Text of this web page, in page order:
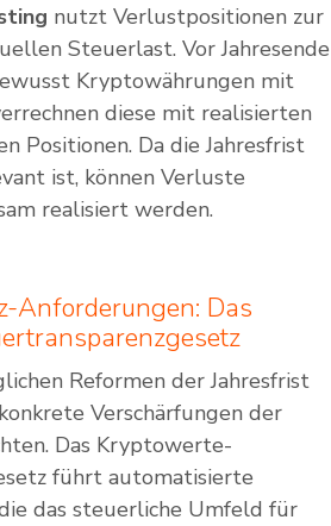
nutzt Verlustpositionen zur
Steuerlast. Vor Jahresende
Kryptowährungen mit
diese mit realisierten
Positionen. Da die Jahresfrist
ist, können Verluste
realisiert werden.
Anforderungen: Das
Reformen der Jahresfrist
Verschärfungen der
Das Kryptowerte-
führt automatisierte
das steuerliche Umfeld für